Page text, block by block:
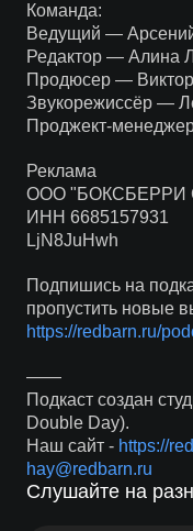
Команда:
Ведущий —
Редактор — Алина
Продюсер —
Звукорежиссёр —
Проджект-
Реклама
ООО "БОКСБЕРРИ
ИНН 6685157931
LjN8JuHwh
Подпишись на
пропустить новые
https://redbarn.ru/
——
Подкаст создан
Double Day).
Наш сайт - https://
hay@redbarn.ru
Слушайте на